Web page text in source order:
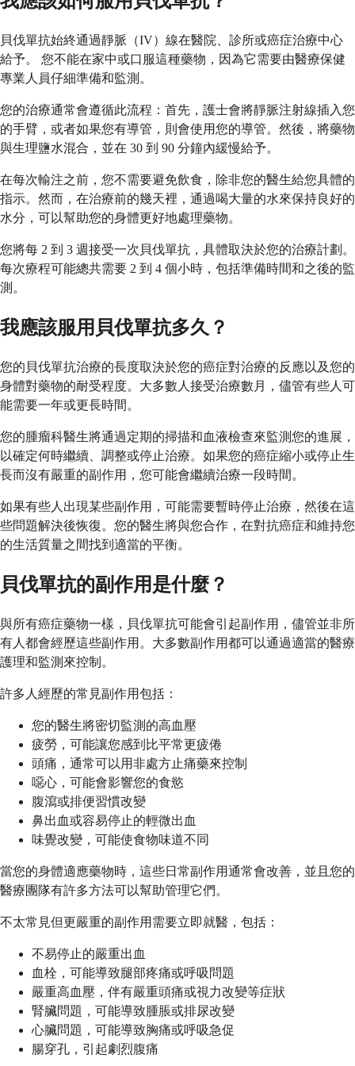
貝伐單抗始終通過靜脈（IV）線在醫院、診所或癌症治療中心
給予。 您不能在家中或口服這種藥物，因為它需要由醫療保健
專業人員仔細準備和監測。
您的治療通常會遵循此流程：首先，護士會將靜脈注射線插入您
的手臂，或者如果您有導管，則會使用您的導管。然後，將藥物
與生理鹽水混合，並在 30 到 90 分鐘內緩慢給予。
在每次輸注之前，您不需要避免飲食，除非您的醫生給您具體的
指示。然而，在治療前的幾天裡，通過喝大量的水來保持良好的
水分，可以幫助您的身體更好地處理藥物。
您將每 2 到 3 週接受一次貝伐單抗，具體取決於您的治療計劃。
每次療程可能總共需要 2 到 4 個小時，包括準備時間和之後的監
測。
我應該服用貝伐單抗多久？
您的貝伐單抗治療的長度取決於您的癌症對治療的反應以及您的
身體對藥物的耐受程度。大多數人接受治療數月，儘管有些人可
能需要一年或更長時間。
您的腫瘤科醫生將通過定期的掃描和血液檢查來監測您的進展，
以確定何時繼續、調整或停止治療。如果您的癌症縮小或停止生
長而沒有嚴重的副作用，您可能會繼續治療一段時間。
如果有些人出現某些副作用，可能需要暫時停止治療，然後在這
些問題解決後恢復。您的醫生將與您合作，在對抗癌症和維持您
的生活質量之間找到適當的平衡。
貝伐單抗的副作用是什麼？
與所有癌症藥物一樣，貝伐單抗可能會引起副作用，儘管並非所
有人都會經歷這些副作用。大多數副作用都可以通過適當的醫療
護理和監測來控制。
許多人經歷的常見副作用包括：
您的醫生將密切監測的高血壓
疲勞，可能讓您感到比平常更疲倦
頭痛，通常可以用非處方止痛藥來控制
噁心，可能會影響您的食慾
腹瀉或排便習慣改變
鼻出血或容易停止的輕微出血
味覺改變，可能使食物味道不同
當您的身體適應藥物時，這些日常副作用通常會改善，並且您的
醫療團隊有許多方法可以幫助管理它們。
不太常見但更嚴重的副作用需要立即就醫，包括：
不易停止的嚴重出血
血栓，可能導致腿部疼痛或呼吸問題
嚴重高血壓，伴有嚴重頭痛或視力改變等症狀
腎臟問題，可能導致腫脹或排尿改變
心臟問題，可能導致胸痛或呼吸急促
腸穿孔，引起劇烈腹痛